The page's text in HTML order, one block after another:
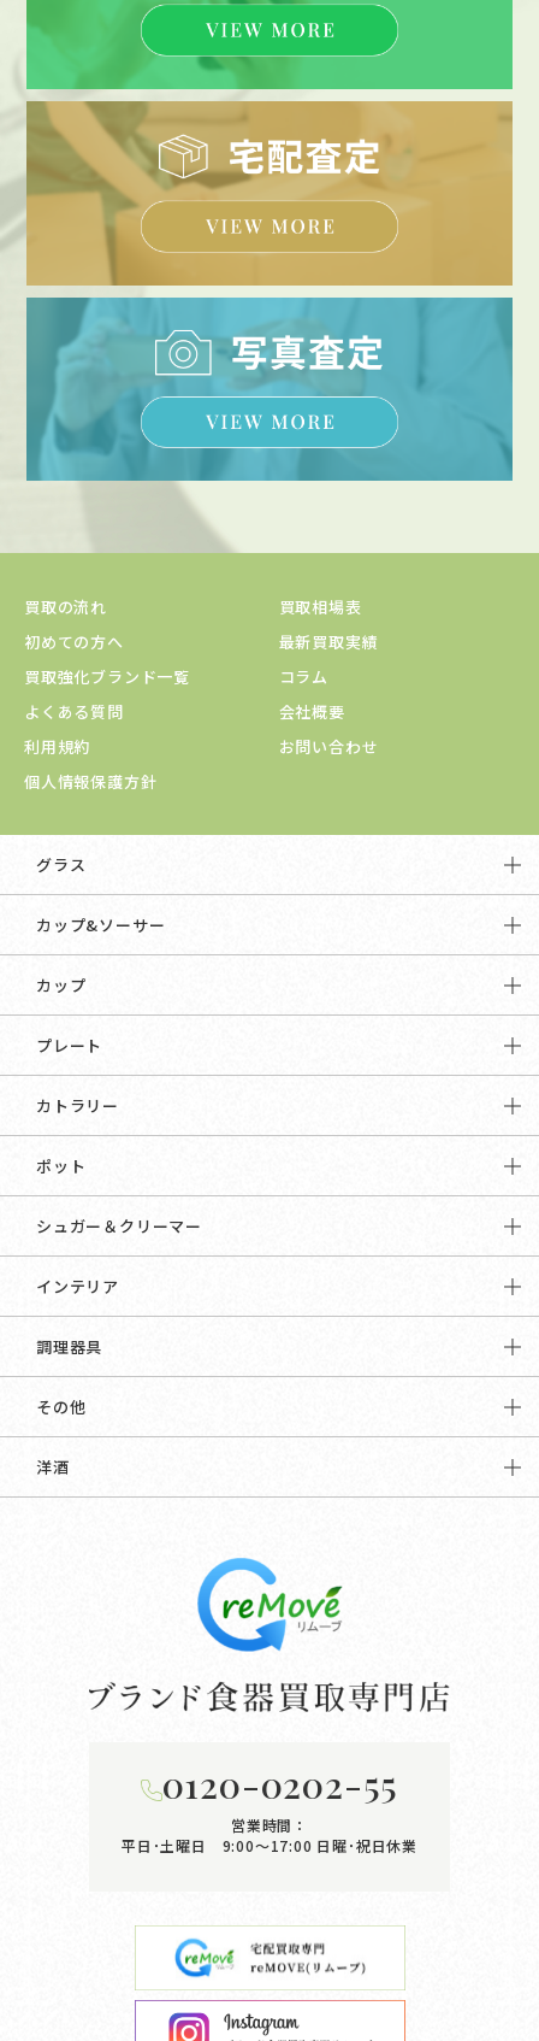
買取の流れ
買取相場表
初めての方へ
最新買取実績
買取強化ブランド一覧
コラム
よくある質問
会社概要
利用規約
お問い合わせ
個人情報保護方針
グラス
カップ&ソーサー
カップ
プレート
カトラリー
ポット
シュガー＆クリーマー
インテリア
調理器具
その他
洋酒
0120-0202-55
営業時間：
平日･土曜日 9:00〜17:00 日曜･祝日休業